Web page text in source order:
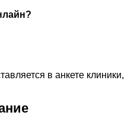
в анкете клиники,